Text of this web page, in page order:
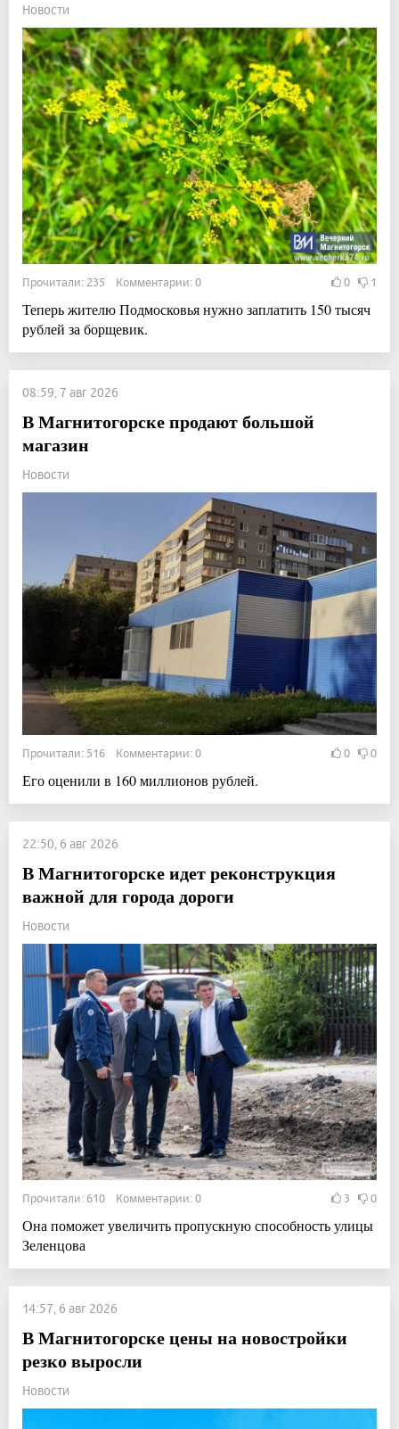
Новости
Прочитали: 235 Комментарии: 0 0 1
Теперь жителю Подмосковья нужно заплатить 150 тысяч
рублей за борщевик.
08:59, 7 авг 2026
В Магнитогорске продают большой
магазин
Новости
Прочитали: 516 Комментарии: 0 0 0
Его оценили в 160 миллионов рублей.
22:50, 6 авг 2026
В Магнитогорске идет реконструкция
важной для города дороги
Новости
Прочитали: 610 Комментарии: 0 3 0
Она поможет увеличить пропускную способность улицы
Зеленцова
14:57, 6 авг 2026
В Магнитогорске цены на новостройки
резко выросли
Новости